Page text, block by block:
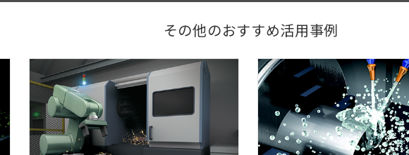
その他のおすすめ活用事例